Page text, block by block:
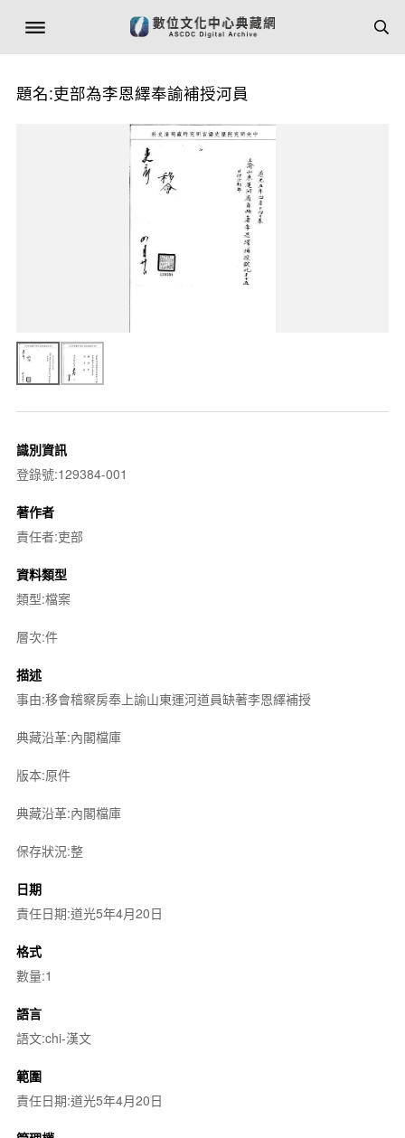
題名:吏部為李恩繹奉諭補授河員
識別資訊
登錄號:129384-001
著作者
責任者:吏部
資料類型
類型:檔案
層次:件
描述
事由:移會稽察房奉上諭山東運河道員缺著李恩繹補授
典藏沿革:內閣檔庫
版本:原件
典藏沿革:內閣檔庫
保存狀況:整
日期
責任日期:道光5年4月20日
格式
數量:1
語言
語文:chi-漢文
範圍
責任日期:道光5年4月20日